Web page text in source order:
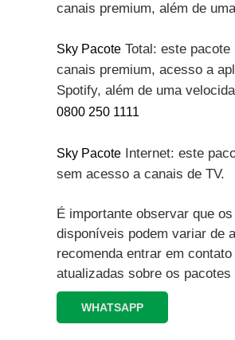
canais premium, além de
Sky Pacote Total: este
canais premium, acesso a
Spotify, além de uma
0800 250 1111
Sky Pacote Internet: este
sem acesso a canais de TV.
É importante observar que
disponíveis podem variar de
recomenda entrar em
atualizadas sobre os
WHATSAPP